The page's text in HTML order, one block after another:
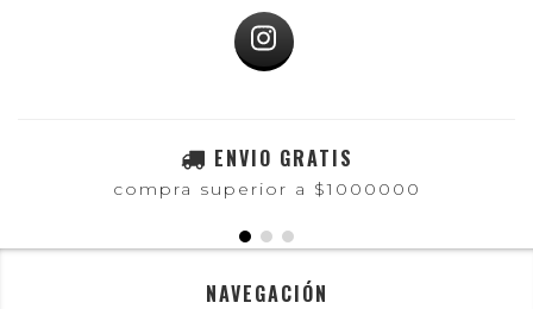
ENVIO GRATIS
compra superior a $1000000
NAVEGACIÓN